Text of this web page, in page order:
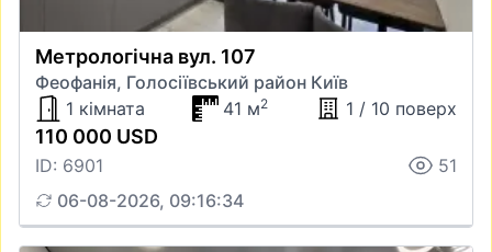
Метрологічна вул. 107
Феофанія, Голосіївський район Київ
1 кімната
41 м2 1 / 10 поверх
110 000 USD
ID: 6901
51
06-08-2026, 09:16:34